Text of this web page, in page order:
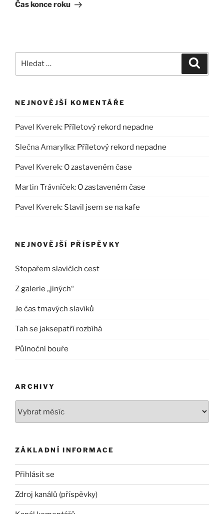
Čas konce roku
NEJNOVĚJŠÍ KOMENTÁŘE
Pavel Kverek: Příletový rekord nepadne
Slečna Amarylka: Příletový rekord nepadne
Pavel Kverek: O zastaveném čase
Martin Trávníček: O zastaveném čase
Pavel Kverek: Stavil jsem se na kafe
NEJNOVĚJŠÍ PŘÍSPĚVKY
Stopařem slavičích cest
Z galerie „jiných“
Je čas tmavých slavíků
Tah se jaksepatří rozbíhá
Půlnoční bouře
ARCHIVY
ZÁKLADNÍ INFORMACE
Přihlásit se
Zdroj kanálů (příspěvky)